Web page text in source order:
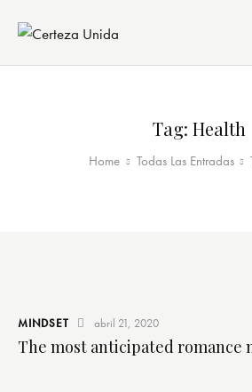
Tag: Health
Home Todas Las Entradas
MINDSET abril 21, 2020
The most anticipated romance